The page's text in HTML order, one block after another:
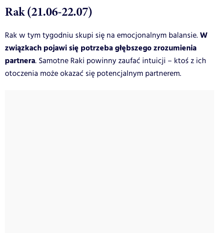
Rak (21.06-22.07)
Rak w tym tygodniu skupi się na emocjonalnym balansie.W
związkach pojawi się potrzeba głębszego zrozumienia
partnera. Samotne Raki powinny zaufać intuicji – ktoś z ich
otoczenia może okazać się potencjalnym partnerem.